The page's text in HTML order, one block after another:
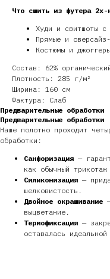
Что сшить из футера
Худи и свитшоты с
Прямые и
Костюмы и
Состав: 62%
Плотность: 285 г/м²
Ширина: 160 см
Фактура: Слаб
Предварительные обработки
Предварительные обработки
Наше полотно проходит
обработки:
Санфоризация —
как обычный
Силиконизация —
шелковистость.
Двойное окрашивание
выцветание.
Термофиксация —
оставалась